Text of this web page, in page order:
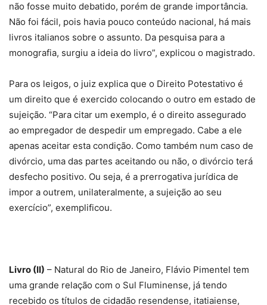
não fosse muito debatido, porém de grande importância.
Não foi fácil, pois havia pouco conteúdo nacional, há mais
livros italianos sobre o assunto. Da pesquisa para a
monografia, surgiu a ideia do livro”, explicou o magistrado.
Para os leigos, o juiz explica que o Direito Potestativo é
um direito que é exercido colocando o outro em estado de
sujeição. “Para citar um exemplo, é o direito assegurado
ao empregador de despedir um empregado. Cabe a ele
apenas aceitar esta condição. Como também num caso de
divórcio, uma das partes aceitando ou não, o divórcio terá
desfecho positivo. Ou seja, é a prerrogativa jurídica de
impor a outrem, unilateralmente, a sujeição ao seu
exercício”, exemplificou.
Livro (II) – Natural do Rio de Janeiro, Flávio Pimentel tem
uma grande relação com o Sul Fluminense, já tendo
recebido os títulos de cidadão resendense, itatiaiense,